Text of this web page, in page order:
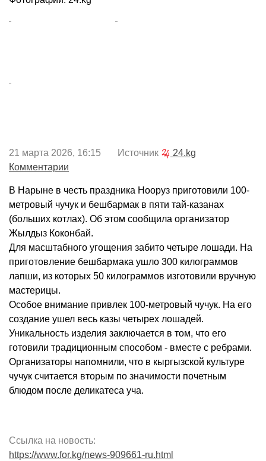
21 марта 2026, 16:15 Источник
24.kg
Комментарии
В Нарыне в честь праздника Нооруз приготовили 100-
метровый чучук и бешбармак в пяти тай-казанах
(больших котлах). Об этом сообщила организатор
Жылдыз Коконбай.
Для масштабного угощения забито четыре лошади. На
приготовление бешбармака ушло 300 килограммов
лапши, из которых 50 килограммов изготовили вручную
мастерицы.
Особое внимание привлек 100-метровый чучук. На его
создание ушел весь казы четырех лошадей.
Уникальность изделия заключается в том, что его
готовили традиционным способом - вместе с ребрами.
Организаторы напомнили, что в кыргызской культуре
чучук считается вторым по значимости почетным
блюдом после деликатеса уча.
Ссылка на новость:
https://www.for.kg/news-909661-ru.html